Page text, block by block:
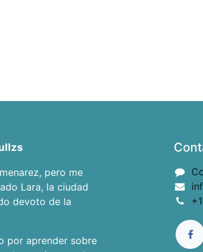
pero me
Lara, la ciudad
devoto de la
por aprender sobre